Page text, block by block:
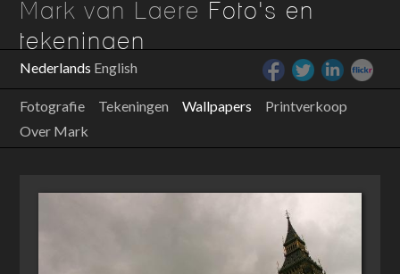
Mark van Laere Foto's en
tekeningen
Nederlands English
Fotografie Tekeningen Wallpapers
Printverkoop
Over Mark